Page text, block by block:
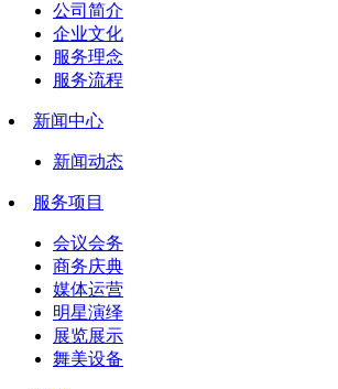
公司简介
企业文化
服务理念
服务流程
新闻中心
新闻动态
服务项目
会议会务
商务庆典
媒体运营
明星演绎
展览展示
舞美设备